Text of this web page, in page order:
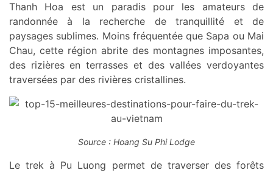
Thanh Hoa est un paradis pour les amateurs de
randonnée à la recherche de tranquillité et de
paysages sublimes. Moins fréquentée que Sapa ou Mai
Chau, cette région abrite des montagnes imposantes,
des rizières en terrasses et des vallées verdoyantes
traversées par des rivières cristallines.
Source : Hoang Su Phi Lodge
Le trek à Pu Luong permet de traverser des forêts